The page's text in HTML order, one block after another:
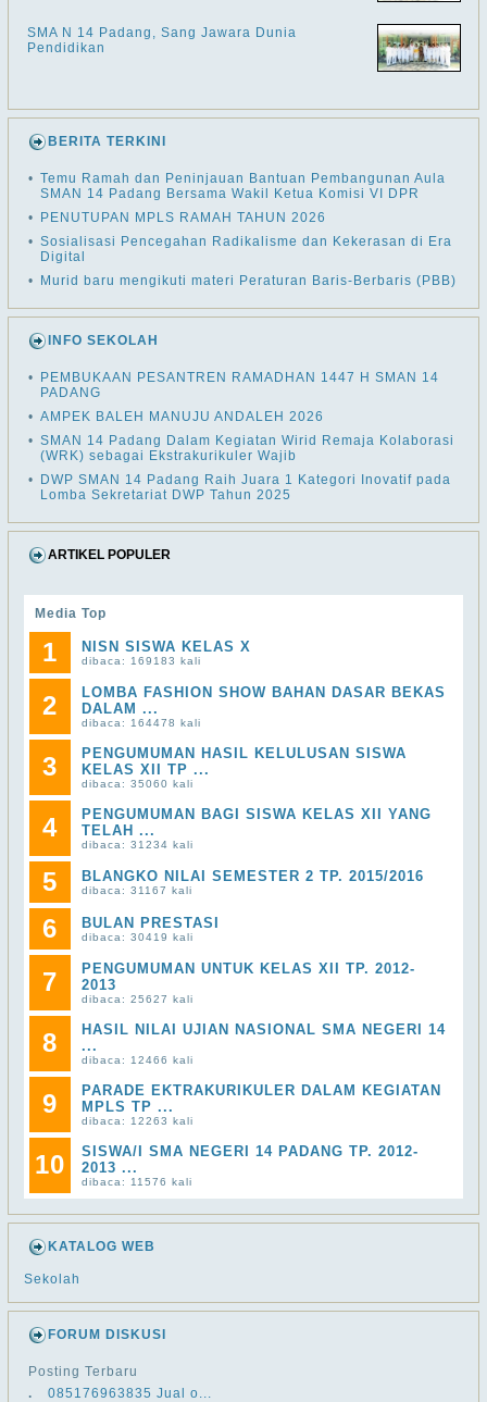
SMA N 14 Padang, Sang Jawara Dunia
Pendidikan
BERITA TERKINI
• Temu Ramah dan Peninjauan Bantuan Pembangunan Aula
SMAN 14 Padang Bersama Wakil Ketua Komisi VI DPR
•
PENUTUPAN MPLS RAMAH TAHUN 2026
• Sosialisasi Pencegahan Radikalisme dan Kekerasan di Era
Digital
•
Murid baru mengikuti materi Peraturan Baris-Berbaris (PBB)
INFO SEKOLAH
•
PEMBUKAAN PESANTREN RAMADHAN 1447 H SMAN 14
PADANG
• AMPEK BALEH MANUJU ANDALEH 2026
• SMAN 14 Padang Dalam Kegiatan Wirid Remaja Kolaborasi
(WRK) sebagai Ekstrakurikuler Wajib
•
DWP SMAN 14 Padang Raih Juara 1 Kategori Inovatif pada
Lomba Sekretariat DWP Tahun 2025
ARTIKEL POPULER
Media Top
1 NISN SISWA KELAS X
dibaca: 169183 kali
2
LOMBA FASHION SHOW BAHAN DASAR BEKAS
DALAM ...
dibaca: 164478 kali
3
PENGUMUMAN HASIL KELULUSAN SISWA
KELAS XII TP ...
dibaca: 35060 kali
4
PENGUMUMAN BAGI SISWA KELAS XII YANG
TELAH ...
dibaca: 31234 kali
5 BLANGKO NILAI SEMESTER 2 TP. 2015/2016
dibaca: 31167 kali
6 BULAN PRESTASI
dibaca: 30419 kali
7
PENGUMUMAN UNTUK KELAS XII TP. 2012-
2013
dibaca: 25627 kali
8
HASIL NILAI UJIAN NASIONAL SMA NEGERI 14
...
dibaca: 12466 kali
9
PARADE EKTRAKURIKULER DALAM KEGIATAN
MPLS TP ...
dibaca: 12263 kali
10
SISWA/I SMA NEGERI 14 PADANG TP. 2012-
2013 ...
dibaca: 11576 kali
KATALOG WEB
Sekolah
FORUM DISKUSI
Posting Terbaru
.
​​085176963835 Jual o...